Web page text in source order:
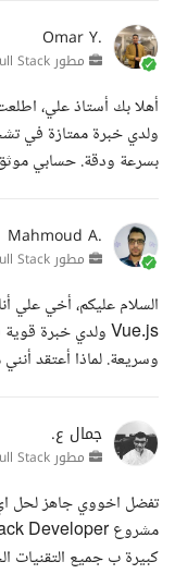
Omar Y.
مطور Full Stack
بسرعة ودقة. حسابي
Mahmoud A.
مطور Full Stack
وسريعة. لماذا أعتقد
جمال ع.
مطور Full Stack
كبيرة ب جميع التقنيات